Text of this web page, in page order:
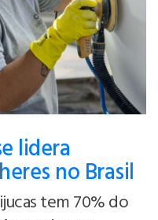
lidera
no Brasil
tem 70% do